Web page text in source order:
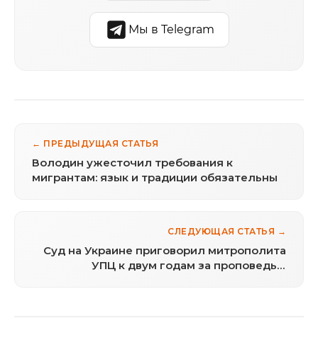
Мы в Telegram
← ПРЕДЫДУЩАЯ СТАТЬЯ
Володин ужесточил требования к
мигрантам: язык и традиции обязательны
СЛЕДУЮЩАЯ СТАТЬЯ →
Суд на Украине приговорил митрополита
УПЦ к двум годам за проповедь в